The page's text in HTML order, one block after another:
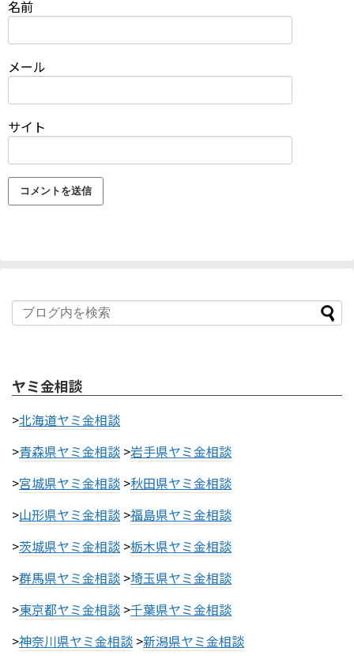
名前
メール
サイト
ヤミ金相談
>北海道ヤミ金相談
>青森県ヤミ金相談 >岩手県ヤミ金相談
>宮城県ヤミ金相談 >秋田県ヤミ金相談
>山形県ヤミ金相談 >福島県ヤミ金相談
>茨城県ヤミ金相談 >栃木県ヤミ金相談
>群馬県ヤミ金相談 >埼玉県ヤミ金相談
>東京都ヤミ金相談 >千葉県ヤミ金相談
>神奈川県ヤミ金相談 >新潟県ヤミ金相談